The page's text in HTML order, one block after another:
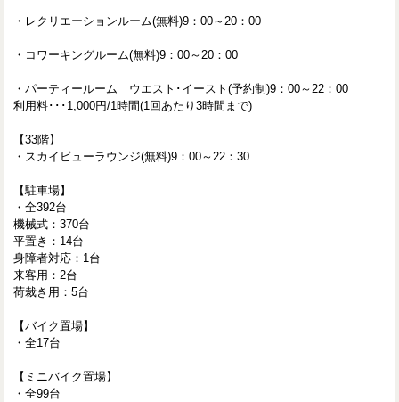
・レクリエーションルーム(無料)9：00～20：00
・コワーキングルーム(無料)9：00～20：00
・パーティールーム ウエスト･イースト(予約制)9：00～22：00
利用料･･･1,000円/1時間(1回あたり3時間まで)
【33階】
・スカイビューラウンジ(無料)9：00～22：30
【駐車場】
・全392台
機械式：370台
平置き：14台
身障者対応：1台
来客用：2台
荷裁き用：5台
【バイク置場】
・全17台
【ミニバイク置場】
・全99台